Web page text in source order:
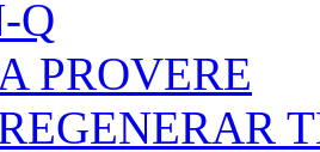
Q
PROVERE